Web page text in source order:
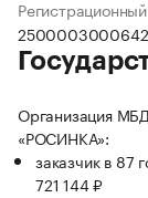
Организация
«РОСИНКА»:
заказчик в 87
721 144 ₽